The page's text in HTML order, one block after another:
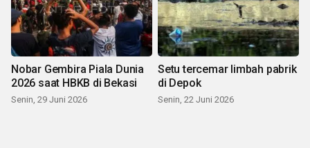
Nobar Gembira Piala Dunia
2026 saat HBKB di Bekasi
Senin, 29 Juni 2026
Setu tercemar limbah pabrik
di Depok
Senin, 22 Juni 2026